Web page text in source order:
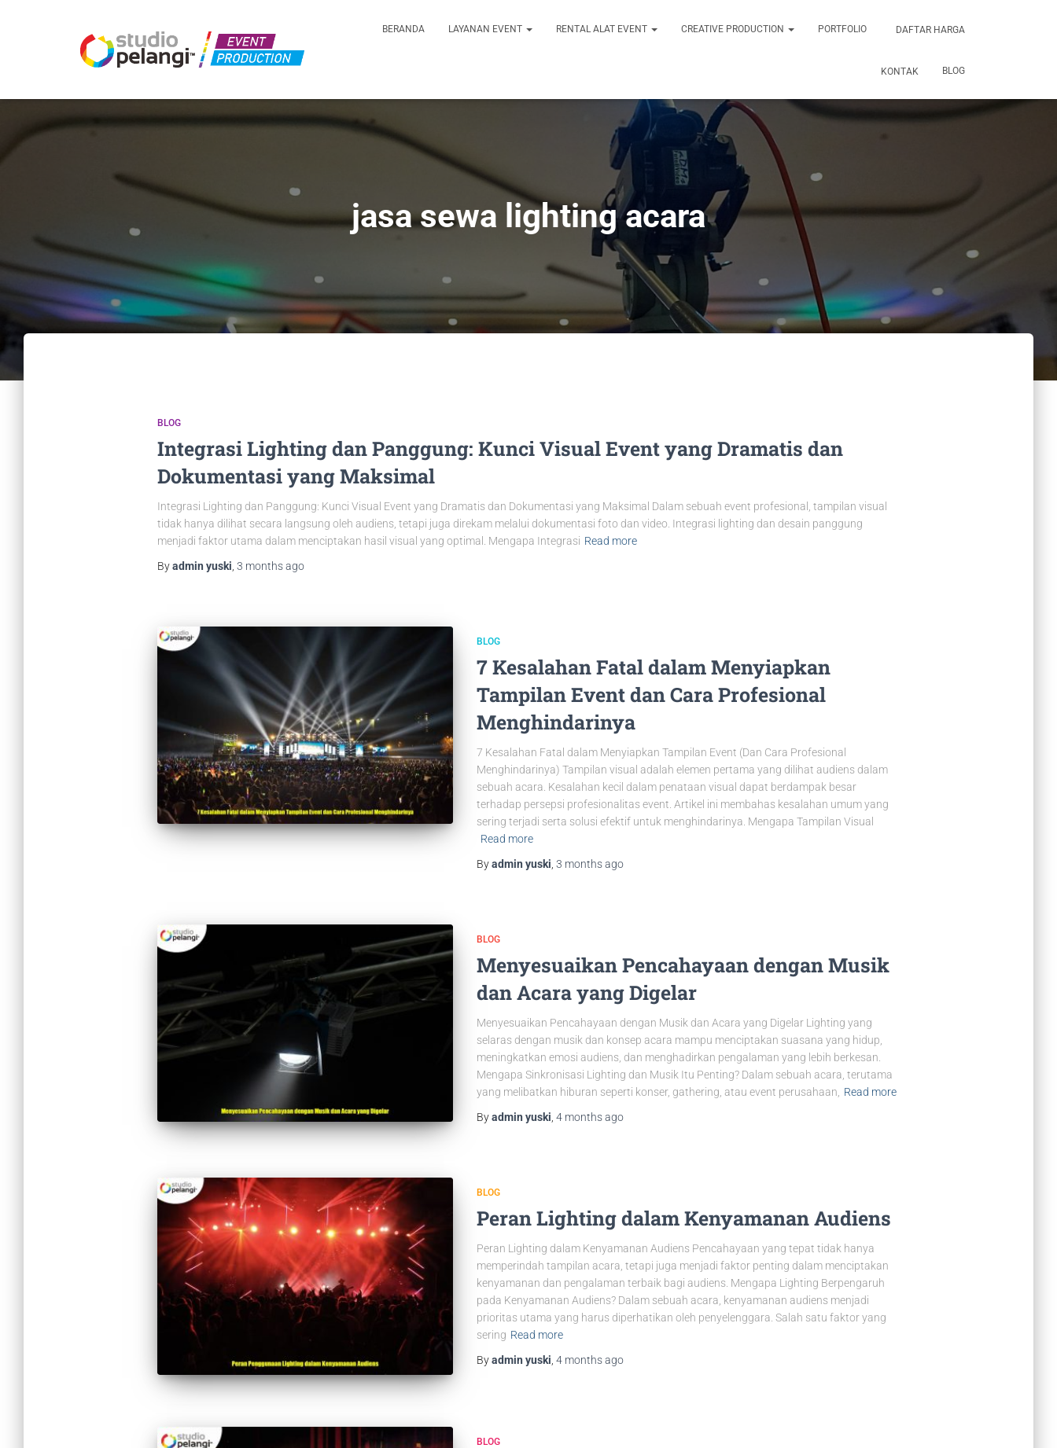
BERANDA LAYANAN EVENT RENTAL ALAT EVENT CREATIVE PRODUCTION PORTFOLIO DAFTAR HARGA
KONTAK BLOG
jasa sewa lighting acara
BLOG
Integrasi Lighting dan Panggung: Kunci Visual Event yang Dramatis dan
Dokumentasi yang Maksimal
Integrasi Lighting dan Panggung: Kunci Visual Event yang Dramatis dan Dokumentasi yang Maksimal Dalam sebuah event profesional, tampilan visual
tidak hanya dilihat secara langsung oleh audiens, tetapi juga direkam melalui dokumentasi foto dan video. Integrasi lighting dan desain panggung
menjadi faktor utama dalam menciptakan hasil visual yang optimal. Mengapa Integrasi Read more
Byadmin yuski 3 monthsago
BLOG
7 Kesalahan Fatal dalam Menyiapkan
Tampilan Event dan Cara Profesional
Menghindarinya
7 Kesalahan Fatal dalam Menyiapkan Tampilan Event (Dan Cara Profesional
Menghindarinya) Tampilan visual adalah elemen pertama yang dilihat audiens dalam
sebuah acara. Kesalahan kecil dalam penataan visual dapat berdampak besar
terhadap persepsi profesionalitas event. Artikel ini membahas kesalahan umum yang
sering terjadi serta solusi efektif untuk menghindarinya. Mengapa Tampilan Visual
Read more
Byadmin yuski 3 monthsago
BLOG
Menyesuaikan Pencahayaan dengan Musik
dan Acara yang Digelar
Menyesuaikan Pencahayaan dengan Musik dan Acara yang Digelar Lighting yang
selaras dengan musik dan konsep acara mampu menciptakan suasana yang hidup,
meningkatkan emosi audiens, dan menghadirkan pengalaman yang lebih berkesan.
Mengapa Sinkronisasi Lighting dan Musik Itu Penting? Dalam sebuah acara, terutama
yang melibatkan hiburan seperti konser, gathering, atau event perusahaan,
Read more
Byadmin yuski 4 monthsago
BLOG
Peran Lighting dalam Kenyamanan Audiens
Peran Lighting dalam Kenyamanan Audiens Pencahayaan yang tepat tidak hanya
memperindah tampilan acara, tetapi juga menjadi faktor penting dalam menciptakan
kenyamanan dan pengalaman terbaik bagi audiens. Mengapa Lighting Berpengaruh
pada Kenyamanan Audiens? Dalam sebuah acara, kenyamanan audiens menjadi
prioritas utama yang harus diperhatikan oleh penyelenggara. Salah satu faktor yang
sering Read more
Byadmin yuski 4 monthsago
BLOG